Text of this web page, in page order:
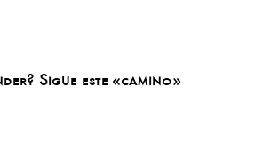
Sigue este «camino»